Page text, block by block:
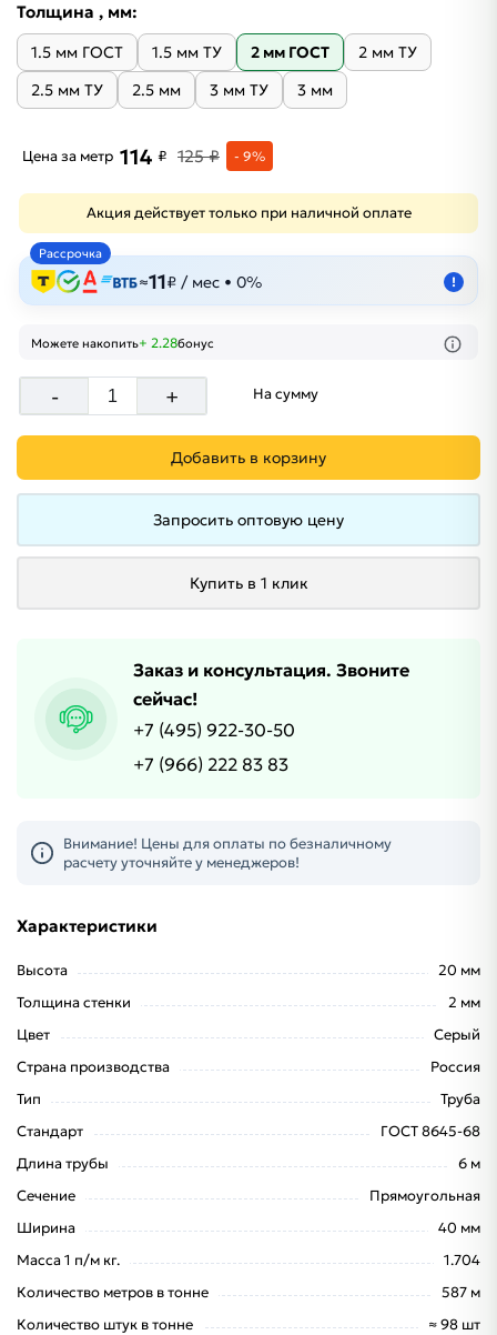
Толщина , мм:
1.5 мм ГОСТ 1.5 мм ТУ 2 мм ГОСТ
2 мм ТУ
2.5 мм ТУ
2.5 мм 3 мм ТУ 3 мм
Цена за метр 114 ₽ 125 ₽ - 9%
Акция действует только при наличной оплате
Рассрочка
≈11₽ / мес • 0% !
Можете накопить+ 2.28бонус
- + На сумму
Добавить в корзину
Запросить оптовую цену
Купить в 1 клик
Заказ и консультация. Звоните
сейчас!
+7 (495) 922-30-50
+7 (966) 222 83 83
Внимание! Цены для оплаты по безналичному
расчету уточняйте у менеджеров!
Характеристики
Высота
20 мм
Толщина стенки
2 мм
Цвет
Серый
Страна производства
Россия
Тип
Труба
Стандарт
ГОСТ 8645-68
Длина трубы
6 м
Сечение
Прямоугольная
Ширина
40 мм
Масса 1 п/м кг.
1.704
Количество метров в тонне
587 м
Количество штук в тонне
≈ 98 шт